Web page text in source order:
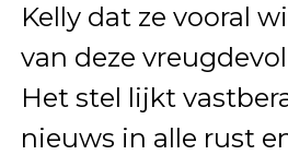
Kelly dat ze vooral
van deze
Het stel lijkt
nieuws in alle rust